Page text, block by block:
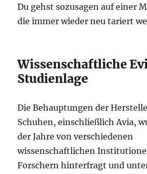
Du gehst sozusagen auf einer
die immer wieder neu tariert
Wissenschaftliche
Studienlage
Die Behauptungen der
Schuhen, einschließlich Avia,
der Jahre von verschiedenen
wissenschaftlichen
Forschern hinterfragt und